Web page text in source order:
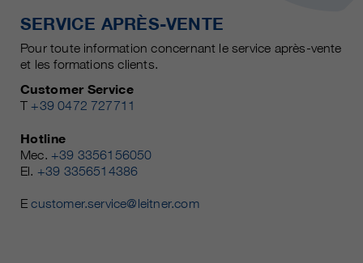
SERVICE APRÈS-VENTE
Pour toute information concernant le service après-vente
et les formations clients.
Customer Service
T +39 0472 727711
Hotline
Mec. +39 3356156050
El. +39 3356514386
Ecustomer.service@leitner.com